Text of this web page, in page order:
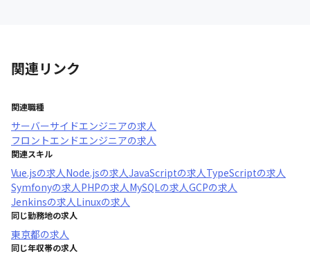
関連リンク
関連職種
サーバーサイドエンジニアの求人
フロントエンドエンジニアの求人
関連スキル
Vue.jsの求人Node.jsの求人JavaScriptの求人TypeScriptの求人
Symfonyの求人PHPの求人MySQLの求人GCPの求人
Jenkinsの求人Linuxの求人
同じ勤務地の求人
東京都の求人
同じ年収帯の求人